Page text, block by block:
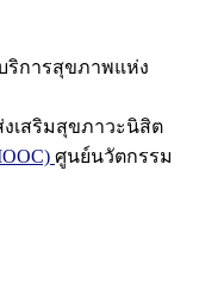
ริการสุขภาพแห่ง
เสริมสุขภาวะนิสิต
ศูนย์นวัตกรรม